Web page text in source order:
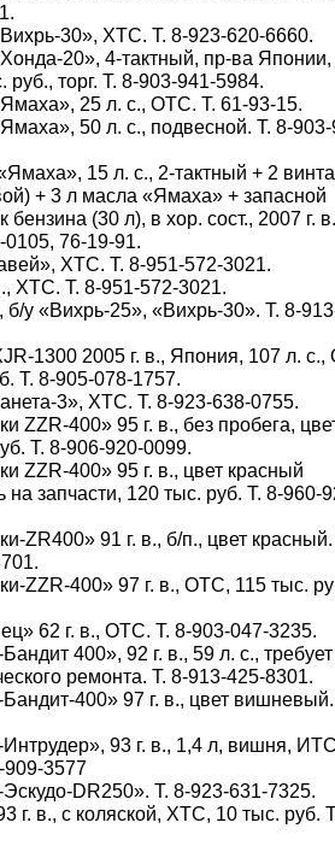
30», ХТС. Т. 8-923-620-6660.
20», 4-тактный, пр-ва Японии,
руб., торг. Т. 8-903-941-5984.
25 л. с., ОТС. Т. 61-93-15.
50 л. с., подвесной. Т. 8-
15 л. с., 2-тактный + 2 винта
+ 3 л масла «Ямаха» + запасной
бензина (30 л), в хор. сост., 2007 г.
0105, 76-19-91.
ХТС. Т. 8-951-572-3021.
ХТС. Т. 8-951-572-3021.
у «Вихрь-25», «Вихрь-30». Т. 8-
1300 2005 г. в., Япония, 107 л.
Т. 8-905-078-1757.
3», ХТС. Т. 8-923-638-0755.
ZZR-400» 95 г. в., без пробега,
Т. 8-906-920-0099.
ZZR-400» 95 г. в., цвет красный
на запчасти, 120 тыс. руб. Т. 8-960-
ZR400» 91 г. в., б/п., цвет
ZZR-400» 97 г. в., ОТС, 115 тыс.
62 г. в., ОТС. Т. 8-903-047-3235.
400», 92 г. в., 59 л. с., требует
ремонта. Т. 8-913-425-8301.
400» 97 г. в., цвет
93 г. в., 1,4 л, вишня,
909-3577
DR250». Т. 8-923-631-7325.
г. в., с коляской, ХТС, 10 тыс. руб.